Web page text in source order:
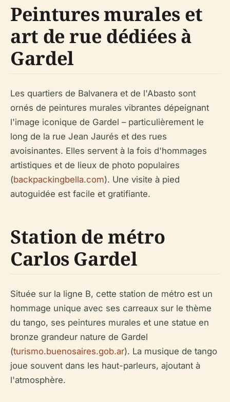
Peintures murales et
art de rue dédiées à
Gardel
Les quartiers de Balvanera et de l'Abasto sont
ornés de peintures murales vibrantes dépeignant
l'image iconique de Gardel – particulièrement le
long de la rue Jean Jaurés et des rues
avoisinantes. Elles servent à la fois d'hommages
artistiques et de lieux de photo populaires
(backpackingbella.com). Une visite à pied
autoguidée est facile et gratifiante.
Station de métro
Carlos Gardel
Située sur la ligne B, cette station de métro est un
hommage unique avec ses carreaux sur le thème
du tango, ses peintures murales et une statue en
bronze grandeur nature de Gardel
(turismo.buenosaires.gob.ar). La musique de tango
joue souvent dans les haut-parleurs, ajoutant à
l'atmosphère.